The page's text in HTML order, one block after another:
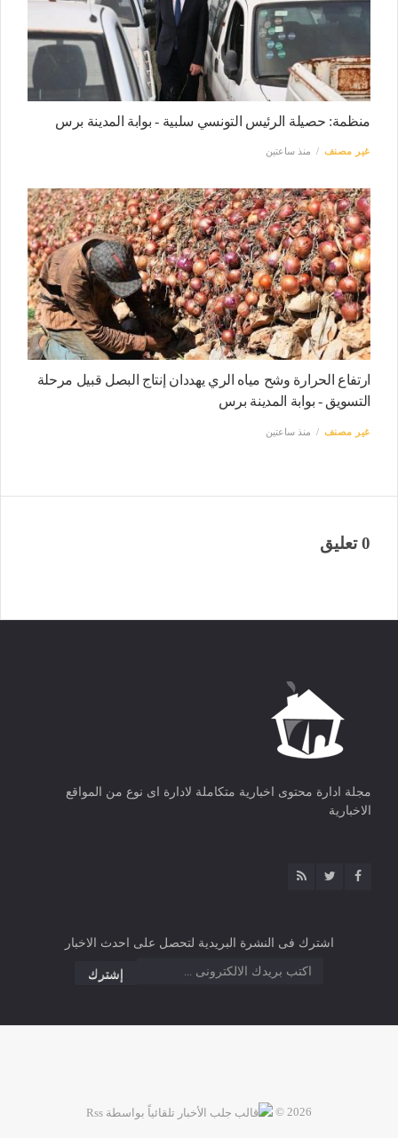
منظمة: حصيلة الرئيس التونسي سلبية - بوابة المدينة برس
غير مصنف منذ ساعتين
ارتفاع الحرارة وشح مياه الري يهددان إنتاج البصل قبيل مرحلة
التسويق - بوابة المدينة برس
غير مصنف منذ ساعتين
0 تعليق
مجلة ادارة محتوى اخبارية متكاملة لادارة اى نوع من المواقع
الاخبارية
اشترك فى النشرة البريدية لتحصل على احدث الاخبار
2026 ©